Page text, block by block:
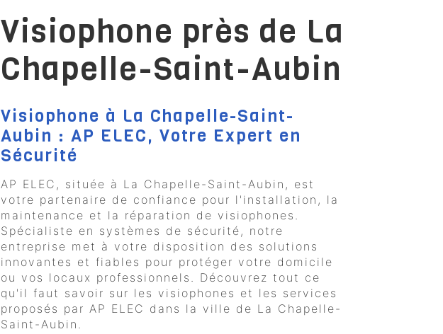
Visiophone près de La
Chapelle-Saint-Aubin
Visiophone à La Chapelle-Saint-
Aubin : AP ELEC, Votre Expert en
Sécurité
AP ELEC, située à La Chapelle-Saint-Aubin, est
votre partenaire de confiance pour l'installation, la
maintenance et la réparation de visiophones.
Spécialiste en systèmes de sécurité, notre
entreprise met à votre disposition des solutions
innovantes et fiables pour protéger votre domicile
ou vos locaux professionnels. Découvrez tout ce
qu'il faut savoir sur les visiophones et les services
proposés par AP ELEC dans la ville de La Chapelle-
Saint-Aubin.